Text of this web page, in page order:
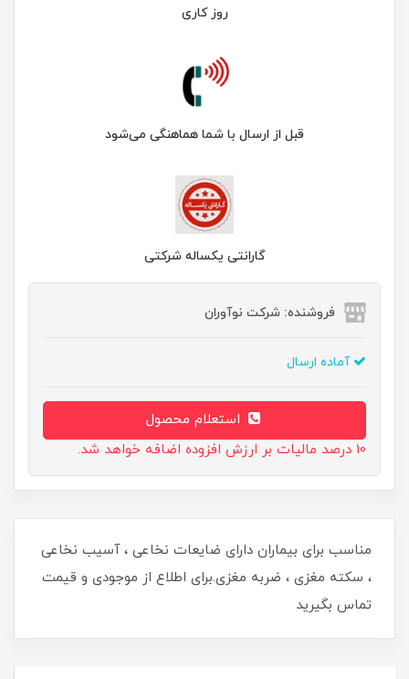
روز کاری
قبل از ارسال با شما هماهنگی می‌شود
گارانتی یکساله شرکتی
فروشنده: شرکت نوآوران
آماده ارسال
10 درصد مالیات بر ارزش افزوده اضافه خواهد شد.
مناسب برای بیماران دارای ضایعات نخاعی ، آسیب نخاعی
، سکته مغزی ، ضربه مغزی.برای اطلاع از موجودی و قیمت
تماس بگیرید